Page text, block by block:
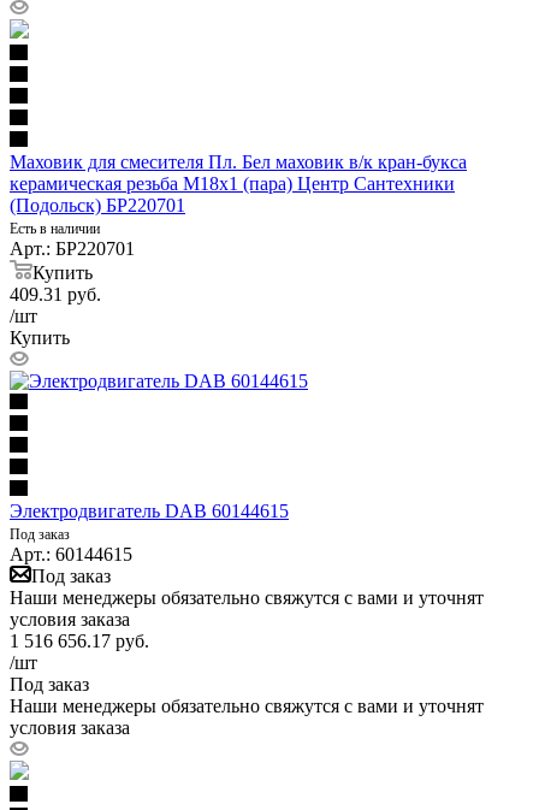
Маховик для смесителя Пл. Бел маховик в/к кран-букса
керамическая резьба М18х1 (пара) Центр Сантехники
(Подольск) БР220701
Есть в наличии
Арт.: БР220701
Купить
409.31 руб.
/шт
Купить
Электродвигатель DAB 60144615
Под заказ
Арт.: 60144615
Под заказ
Наши менеджеры обязательно свяжутся с вами и уточнят
условия заказа
1 516 656.17 руб.
/шт
Под заказ
Наши менеджеры обязательно свяжутся с вами и уточнят
условия заказа